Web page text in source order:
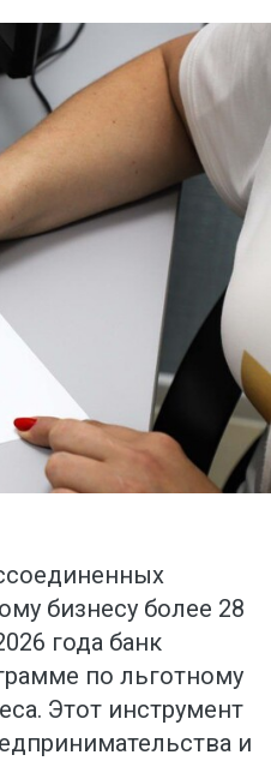
бизнесу более 28
года банк
по льготному
Этот инструмент
и